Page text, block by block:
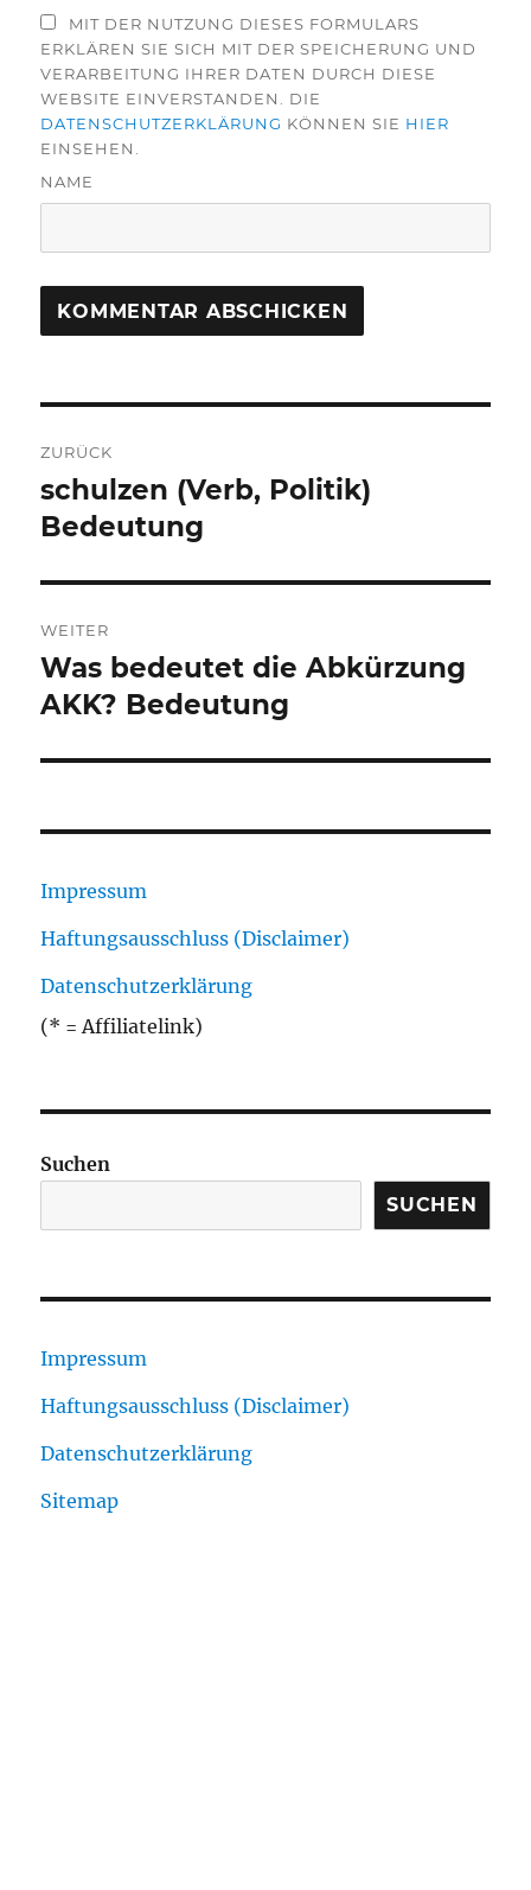
MIT DER NUTZUNG DIESES FORMULARS
ERKLÄREN SIE SICH MIT DER SPEICHERUNG UND
VERARBEITUNG IHRER DATEN DURCH DIESE
WEBSITE EINVERSTANDEN. DIE
DATENSCHUTZERKLÄRUNG KÖNNEN SIE HIER
EINSEHEN.
NAME
ZURÜCK
Vorheriger
Beitrag:
schulzen (Verb, Politik)
Bedeutung
WEITER
Nächster
Beitrag:
Was bedeutet die Abkürzung
AKK? Bedeutung
Impressum
Haftungsausschluss (Disclaimer)
Datenschutzerklärung
(* = Affiliatelink)
Suchen
SUCHEN
Impressum
Haftungsausschluss (Disclaimer)
Datenschutzerklärung
Sitemap